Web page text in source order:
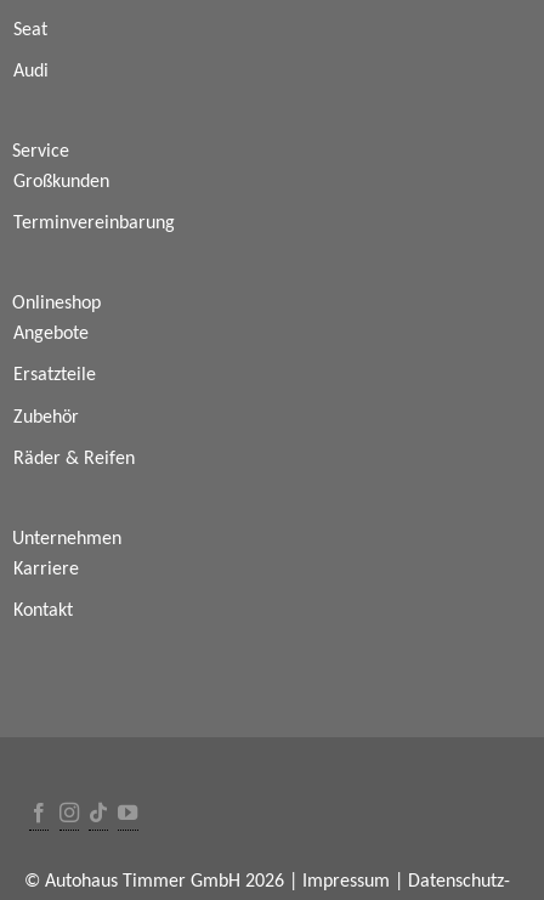
Seat
Audi
Service
Großkunden
Terminvereinbarung
Onlineshop
Angebote
Ersatzteile
Zubehör
Räder & Reifen
Unternehmen
Karriere
Kontakt
© Autohaus Timmer GmbH 2026 | Impressum
Datenschutz-